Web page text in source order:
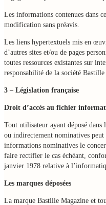
Les informations contenues dans
modification sans préavis.
Les liens hypertextuels mis en
d’autres sites et/ou de pages
toutes ressources existantes sur
responsabilité de la société Bastille
3 – Législation française
Droit d’accès au fichier
Tout utilisateur ayant déposé
ou indirectement nominatives
informations nominatives le
faire rectifier le cas échéant,
janvier 1978 relative à
Les marques déposées
La marque Bastille Magazine et